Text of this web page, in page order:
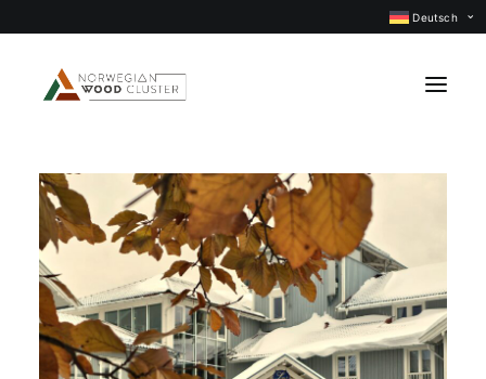
Deutsch
Was ist neu
Events
Projekte
Berufsgruppen
Mitglieder